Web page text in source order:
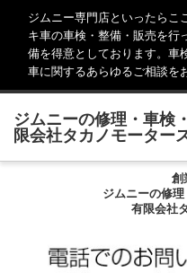
ジムニー専門店といったらこ
キ車の車検・整備・販売を行
備を得意としております。車
車に関するあらゆるご相談を
創
ジムニーの修
有限会社